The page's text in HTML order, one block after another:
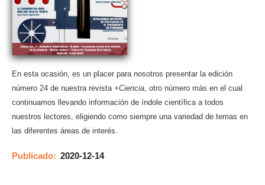
En esta ocasión, es un placer para nosotros presentar la edición
número 24 de nuestra revista +Ciencia, otro número más en el cual
continuamos llevando información de índole científica a todos
nuestros lectores, eligiendo como siempre una variedad de temas en
las diferentes áreas de interés.
Publicado: 2020-12-14